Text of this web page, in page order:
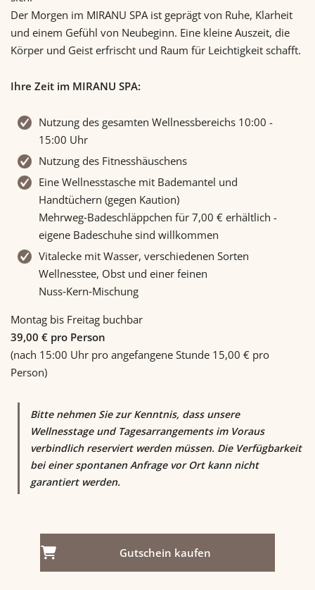
Der Morgen im MIRANU SPA ist geprägt von Ruhe, Klarheit
und einem Gefühl von Neubeginn. Eine kleine Auszeit, die
Körper und Geist erfrischt und Raum für Leichtigkeit schafft.
Ihre Zeit im MIRANU SPA:
Nutzung des gesamten Wellnessbereichs 10:00 -
15:00 Uhr
Nutzung des Fitnesshäuschens
Eine Wellnesstasche mit Bademantel und
Handtüchern (gegen Kaution)
Mehrweg‑Badeschläppchen für 7,00 € erhältlich -
eigene Badeschuhe sind willkommen
Vitalecke mit Wasser, verschiedenen Sorten
Wellnesstee, Obst und einer feinen
Nuss‑Kern‑Mischung
Montag bis Freitag buchbar
39,00 € pro Person
(nach 15:00 Uhr pro angefangene Stunde 15,00 € pro
Person)
Bitte nehmen Sie zur Kenntnis, dass unsere
Wellnesstage und Tagesarrangements im Voraus
verbindlich reserviert werden müssen. Die Verfügbarkeit
bei einer spontanen Anfrage vor Ort kann nicht
garantiert werden.
Gutschein kaufen